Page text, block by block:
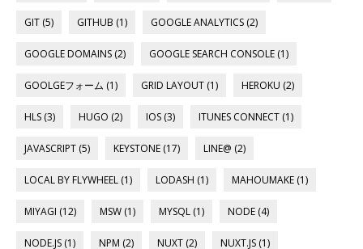
GIT (5) GITHUB (1) GOOGLE ANALYTICS (2)
GOOGLE DOMAINS (2) GOOGLE SEARCH CONSOLE (1)
GOOLGEフォーム (1) GRID LAYOUT (1) HEROKU (2)
HLS (3) HUGO (2) IOS (3) ITUNES CONNECT (1)
JAVASCRIPT (5) KEYSTONE (17) LINE@ (2)
LOCAL BY FLYWHEEL (1) LODASH (1) MAHOUMAKE (1)
MIYAGI (12) MSW (1) MYSQL (1) NODE (4)
NODE.JS (1) NPM (2) NUXT (2) NUXT.JS (1)